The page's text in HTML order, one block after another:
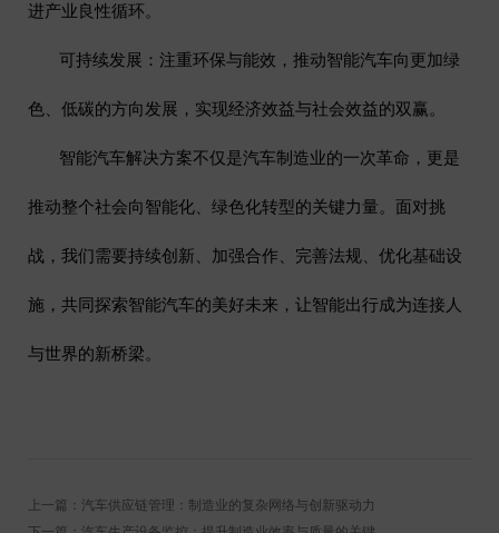
进产业良性循环。
可持续发展：注重环保与能效，推动智能汽车向更加绿
色、低碳的方向发展，实现经济效益与社会效益的双赢。
智能汽车解决方案不仅是汽车制造业的一次革命，更是
推动整个社会向智能化、绿色化转型的关键力量。面对挑
战，我们需要持续创新、加强合作、完善法规、优化基础设
施，共同探索智能汽车的美好未来，让智能出行成为连接人
与世界的新桥梁。
上一篇：汽车供应链管理：制造业的复杂网络与创新驱动力